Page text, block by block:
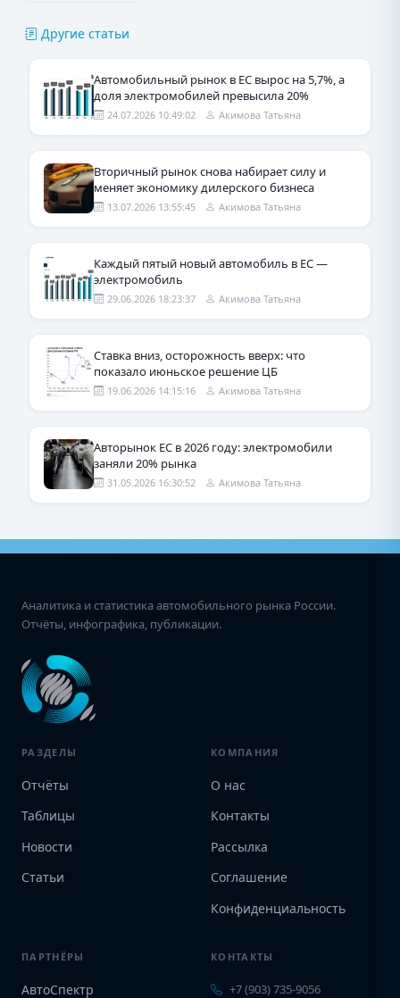
Другие статьи
Автомобильный рынок в ЕС вырос на 5,7%, а
доля электромобилей превысила 20%
24.07.2026 10:49:02 Акимова Татьяна
Вторичный рынок снова набирает силу и
меняет экономику дилерского бизнеса
13.07.2026 13:55:45 Акимова Татьяна
Каждый пятый новый автомобиль в ЕС —
электромобиль
29.06.2026 18:23:37 Акимова Татьяна
Ставка вниз, осторожность вверх: что
показало июньское решение ЦБ
19.06.2026 14:15:16 Акимова Татьяна
Авторынок ЕС в 2026 году: электромобили
заняли 20% рынка
31.05.2026 16:30:52 Акимова Татьяна
Аналитика и статистика автомобильного рынка России.
Отчёты, инфографика, публикации.
РАЗДЕЛЫ
Отчёты
Таблицы
Новости
Статьи
КОМПАНИЯ
О нас
Контакты
Рассылка
Соглашение
Конфиденциальность
ПАРТНЁРЫ
АвтоСпектр
КОНТАКТЫ
+7 (903) 735-9056